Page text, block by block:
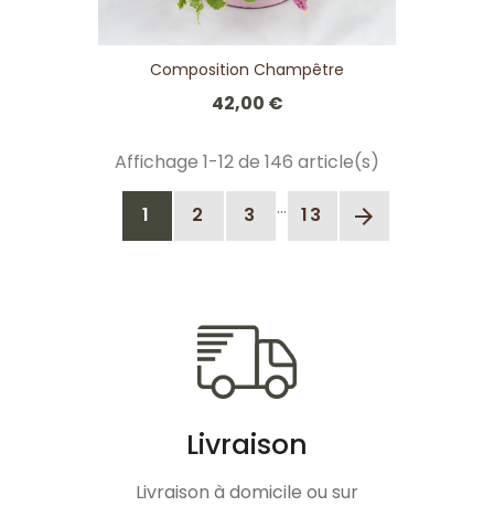
Composition Champêtre
42,00 €
Affichage 1-12 de 146 article(s)
1 2 3 … 13 arrow_forward
Livraison
Livraison à domicile ou sur